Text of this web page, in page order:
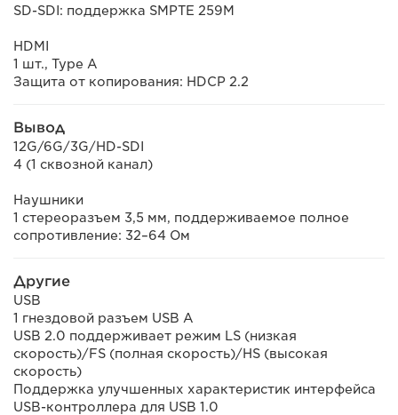
SD-SDI: поддержка SMPTE 259M
HDMI
1 шт., Type A
Защита от копирования: HDCP 2.2
Вывод
12G/6G/3G/HD-SDI
4 (1 сквозной канал)
Наушники
1 стереоразъем 3,5 мм, поддерживаемое полное
сопротивление: 32–64 Ом
Другие
USB
1 гнездовой разъем USB A
USB 2.0 поддерживает режим LS (низкая
скорость)/FS (полная скорость)/HS (высокая
скорость)
Поддержка улучшенных характеристик интерфейса
USB-контроллера для USB 1.0